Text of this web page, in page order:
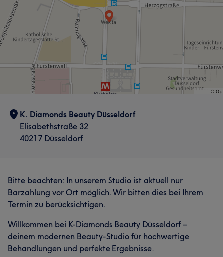
K. Diamonds Beauty Düsseldorf
Elisabethstraße 32
40217 Düsseldorf
Bitte beachten: In unserem Studio ist aktuell nur
Barzahlung vor Ort möglich. Wir bitten dies bei Ihrem
Termin zu berücksichtigen.
Willkommen bei K-Diamonds Beauty Düsseldorf –
deinem modernen Beauty-Studio für hochwertige
Behandlungen und perfekte Ergebnisse.